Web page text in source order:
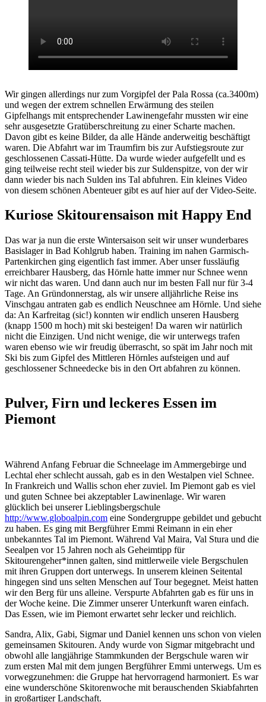
Wir gingen allerdings nur zum Vorgipfel der Pala Rossa (ca.3400m)
und wegen der extrem schnellen Erwärmung des steilen
Gipfelhangs mit entsprechender Lawinengefahr mussten wir eine
sehr ausgesetzte Gratüberschreitung zu einer Scharte machen.
Davon gibt es keine Bilder, da alle Hände anderweitig beschäftigt
waren. Die Abfahrt war im Traumfirn bis zur Aufstiegsroute zur
geschlossenen Cassati-Hütte. Da wurde wieder aufgefellt und es
ging teilweise recht steil wieder bis zur Suldenspitze, von der wir
dann wieder bis nach Sulden ins Tal abfuhren. Ein kleines Video
von diesem schönen Abenteuer gibt es auf hier auf der Video-Seite.
Kuriose Skitourensaison mit Happy End
Das war ja nun die erste Wintersaison seit wir unser wunderbares
Basislager in Bad Kohlgrub haben. Training im nahen Garmisch-
Partenkirchen ging eigentlich fast immer. Aber unser fussläufig
erreichbarer Hausberg, das Hörnle hatte immer nur Schnee wenn
wir nicht das waren. Und dann auch nur im besten Fall nur für 3-4
Tage. An Gründonnerstag, als wir unsere alljährliche Reise ins
Vinschgau antraten gab es endlich Neuschnee am Hörnle. Und siehe
da: An Karfreitag (sic!) konnten wir endlich unseren Hausberg
(knapp 1500 m hoch) mit ski besteigen! Da waren wir natürlich
nicht die Einzigen. Und nicht wenige, die wir unterwegs trafen
waren ebenso wie wir freudig überrascht, so spät im Jahr noch mit
Ski bis zum Gipfel des Mittleren Hörnles aufsteigen und auf
geschlossener Schneedecke bis in den Ort abfahren zu können.
Pulver, Firn und leckeres Essen im
Piemont
Während Anfang Februar die Schneelage im Ammergebirge und
Lechtal eher schlecht aussah, gab es in den Westalpen viel Schnee.
In Frankreich und Wallis schon eher zuviel. Im Piemont gab es viel
und guten Schnee bei akzeptabler Lawinenlage. Wir waren
glücklich bei unserer Lieblingsbergschule
http://www.globoalpin.com eine Sondergruppe gebildet und gebucht
zu haben. Es ging mit Bergführer Emmi Reimann in ein eher
unbekanntes Tal im Piemont. Während Val Maira, Val Stura und die
Seealpen vor 15 Jahren noch als Geheimtipp für
Skitourengeher*innen galten, sind mittlerweile viele Bergschulen
mit ihren Gruppen dort unterwegs. In unserem kleinen Seitental
hingegen sind uns selten Menschen auf Tour begegnet. Meist hatten
wir den Berg für uns alleine. Verspurte Abfahrten gab es für uns in
der Woche keine. Die Zimmer unserer Unterkunft waren einfach.
Das Essen, wie im Piemont erwartet sehr lecker und reichlich.
Sandra, Alix, Gabi, Sigmar und Daniel kennen uns schon von vielen
gemeinsamen Skitouren. Andy wurde von Sigmar mitgebracht und
obwohl alle langjährige Stammkunden der Bergschule waren wir
zum ersten Mal mit dem jungen Bergführer Emmi unterwegs. Um es
vorwegzunehmen: die Gruppe hat hervorragend harmoniert. Es war
eine wunderschöne Skitorenwoche mit berauschenden Skiabfahrten
in großartiger Landschaft.